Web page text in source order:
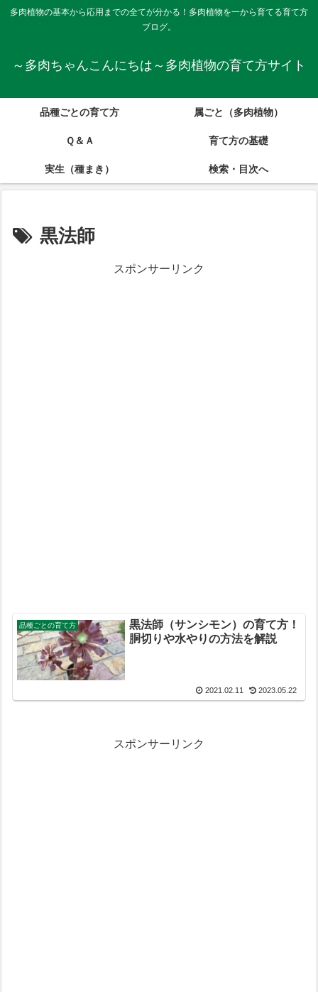
多肉植物の基本から応用までの全てが分かる！多肉植物を一から育てる育て方
ブログ。
～多肉ちゃんこんにちは～多肉植物の育て方サイト
品種ごとの育て方 属ごと（多肉植物）
Ｑ＆Ａ 育て方の基礎
実生（種まき） 検索・目次へ
黒法師
スポンサーリンク
品種ごとの育て方
黒法師（サンシモン）の育て方！
胴切りや水やりの方法を解説
2021.02.11 2023.05.22
スポンサーリンク